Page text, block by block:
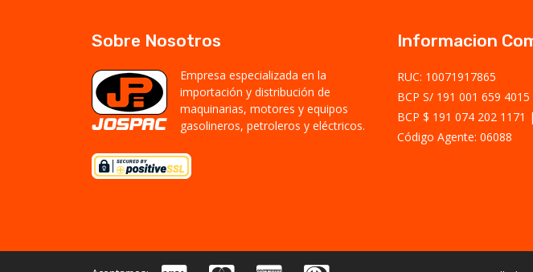
Sobre Nosotros
Empresa especializada en la
importación y distribución de
maquinarias, motores y equipos
gasolineros, petroleros y eléctricos.
Informacion
RUC: 10071917865
BCP S/ 191 001 659 4015
BCP $ 191 074 202 1171
Código Agente: 06088